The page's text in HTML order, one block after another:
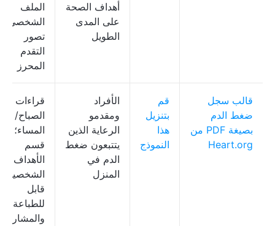
أهداف الصحة
على المدى
الطويل
الملف
الشخصي؛
تصور
التقدم
المحرز
قالب سجل
ضغط الدم
بصيغة PDF من
Heart.org
قم
بتنزيل
هذا
النموذج
الأفراد
ومقدمو
الرعاية الذين
يتتبعون ضغط
الدم في
المنزل
قراءات
الصباح/
المساء؛
قسم
الأهداف
الشخصية؛
قابل
للطباعة
والمشاركة